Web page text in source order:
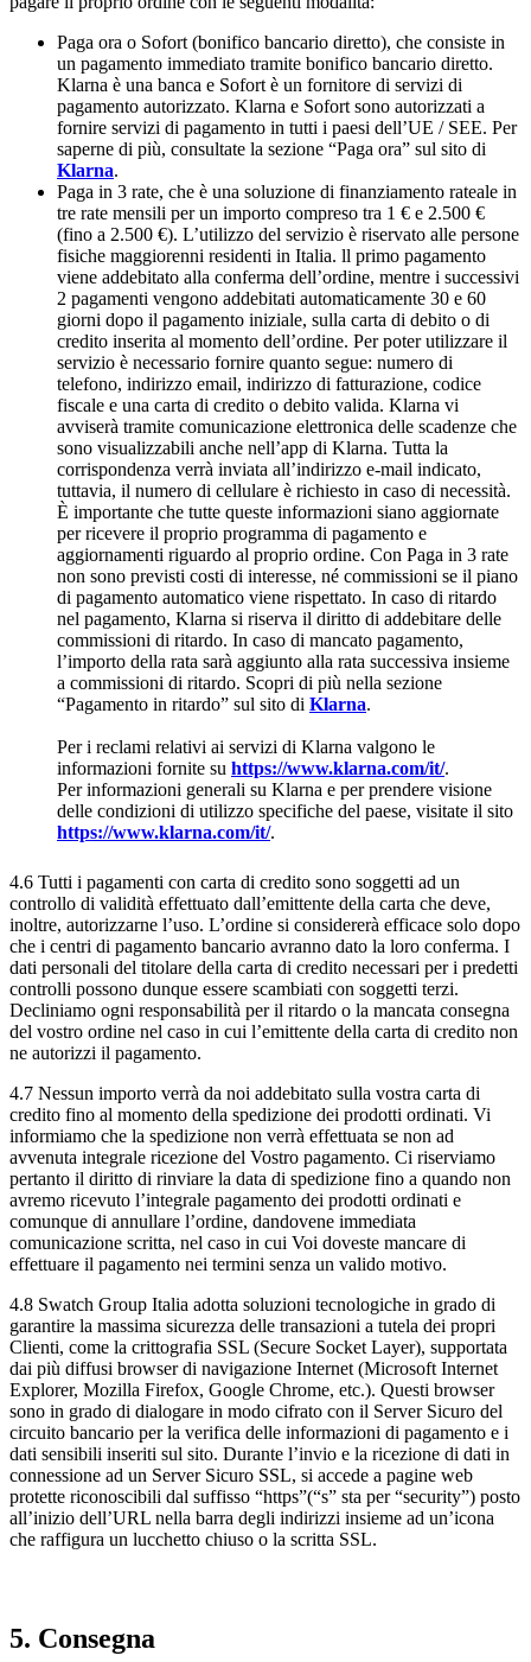
Paga ora o Sofort (bonifico bancario diretto), che consiste in
un pagamento immediato tramite bonifico bancario diretto.
Klarna è una banca e Sofort è un fornitore di servizi di
pagamento autorizzato. Klarna e Sofort sono autorizzati a
fornire servizi di pagamento in tutti i paesi dell’UE / SEE. Per
saperne di più, consultate la sezione “Paga ora” sul sito di
Klarna.
Paga in 3 rate, che è una soluzione di finanziamento rateale in
tre rate mensili per un importo compreso tra 1 € e 2.500 €
(fino a 2.500 €). L’utilizzo del servizio è riservato alle persone
fisiche maggiorenni residenti in Italia. ll primo pagamento
viene addebitato alla conferma dell’ordine, mentre i successivi
2 pagamenti vengono addebitati automaticamente 30 e 60
giorni dopo il pagamento iniziale, sulla carta di debito o di
credito inserita al momento dell’ordine. Per poter utilizzare il
servizio è necessario fornire quanto segue: numero di
telefono, indirizzo email, indirizzo di fatturazione, codice
fiscale e una carta di credito o debito valida. Klarna vi
avviserà tramite comunicazione elettronica delle scadenze che
sono visualizzabili anche nell’app di Klarna. Tutta la
corrispondenza verrà inviata all’indirizzo e-mail indicato,
tuttavia, il numero di cellulare è richiesto in caso di necessità.
È importante che tutte queste informazioni siano aggiornate
per ricevere il proprio programma di pagamento e
aggiornamenti riguardo al proprio ordine. Con Paga in 3 rate
non sono previsti costi di interesse, né commissioni se il piano
di pagamento automatico viene rispettato. In caso di ritardo
nel pagamento, Klarna si riserva il diritto di addebitare delle
commissioni di ritardo. In caso di mancato pagamento,
l’importo della rata sarà aggiunto alla rata successiva insieme
a commissioni di ritardo. Scopri di più nella sezione
“Pagamento in ritardo” sul sito di Klarna.
Per i reclami relativi ai servizi di Klarna valgono le
informazioni fornite su https://www.klarna.com/it/.
Per informazioni generali su Klarna e per prendere visione
delle condizioni di utilizzo specifiche del paese, visitate il sito
https://www.klarna.com/it/.
4.6 Tutti i pagamenti con carta di credito sono soggetti ad un
controllo di validità effettuato dall’emittente della carta che deve,
inoltre, autorizzarne l’uso. L’ordine si considererà efficace solo dopo
che i centri di pagamento bancario avranno dato la loro conferma. I
dati personali del titolare della carta di credito necessari per i predetti
controlli possono dunque essere scambiati con soggetti terzi.
Decliniamo ogni responsabilità per il ritardo o la mancata consegna
del vostro ordine nel caso in cui l’emittente della carta di credito non
ne autorizzi il pagamento.
4.7 Nessun importo verrà da noi addebitato sulla vostra carta di
credito fino al momento della spedizione dei prodotti ordinati. Vi
informiamo che la spedizione non verrà effettuata se non ad
avvenuta integrale ricezione del Vostro pagamento. Ci riserviamo
pertanto il diritto di rinviare la data di spedizione fino a quando non
avremo ricevuto l’integrale pagamento dei prodotti ordinati e
comunque di annullare l’ordine, dandovene immediata
comunicazione scritta, nel caso in cui Voi doveste mancare di
effettuare il pagamento nei termini senza un valido motivo.
4.8 Swatch Group Italia adotta soluzioni tecnologiche in grado di
garantire la massima sicurezza delle transazioni a tutela dei propri
Clienti, come la crittografia SSL (Secure Socket Layer), supportata
dai più diffusi browser di navigazione Internet (Microsoft Internet
Explorer, Mozilla Firefox, Google Chrome, etc.). Questi browser
sono in grado di dialogare in modo cifrato con il Server Sicuro del
circuito bancario per la verifica delle informazioni di pagamento e i
dati sensibili inseriti sul sito. Durante l’invio e la ricezione di dati in
connessione ad un Server Sicuro SSL, si accede a pagine web
protette riconoscibili dal suffisso “https”(“s” sta per “security”) posto
all’inizio dell’URL nella barra degli indirizzi insieme ad un’icona
che raffigura un lucchetto chiuso o la scritta SSL.
5. Consegna